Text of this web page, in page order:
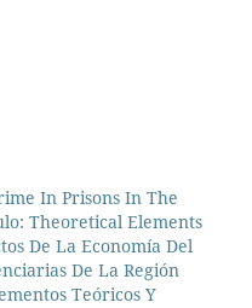
In Prisons In The
Theoretical Elements
De La Economía Del
De La Región
Teóricos Y